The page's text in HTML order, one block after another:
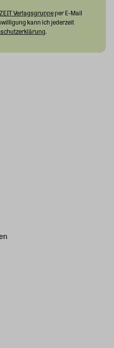
ZEIT Verlagsgruppeper E-Mail
kann ich jederzeit
.